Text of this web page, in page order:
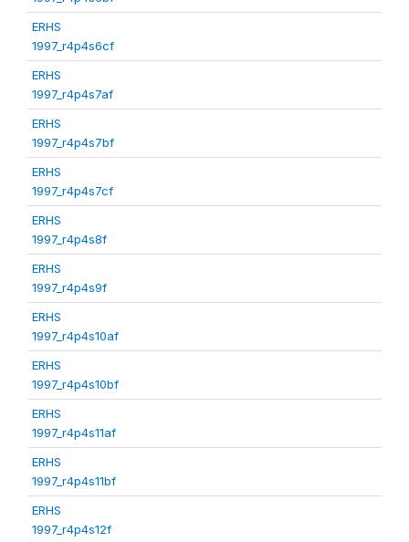
ERHS
1997_r4p4s6cf
ERHS
1997_r4p4s7af
ERHS
1997_r4p4s7bf
ERHS
1997_r4p4s7cf
ERHS
1997_r4p4s8f
ERHS
1997_r4p4s9f
ERHS
1997_r4p4s10af
ERHS
1997_r4p4s10bf
ERHS
1997_r4p4s11af
ERHS
1997_r4p4s11bf
ERHS
1997_r4p4s12f